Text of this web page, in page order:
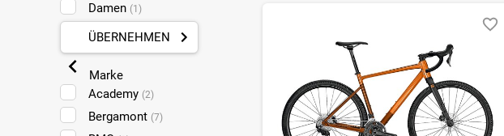
Damen (1)
ÜBERNEHMEN
Marke
Academy (2)
Bergamont (7)